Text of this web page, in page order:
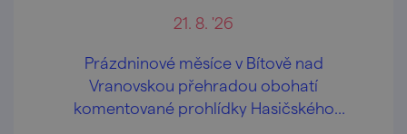
21. 8. '26
Prázdninové měsíce v Bítově nad
Vranovskou přehradou obohatí
komentované prohlídky Hasičského